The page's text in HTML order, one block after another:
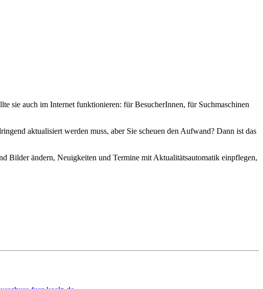
sie auch im Internet funktionieren: für BesucherInnen, für Suchmaschinen
aktualisiert werden muss, aber Sie scheuen den Aufwand? Dann ist das
Bilder ändern, Neuigkeiten und Termine mit Aktualitätsautomatik einpflegen,